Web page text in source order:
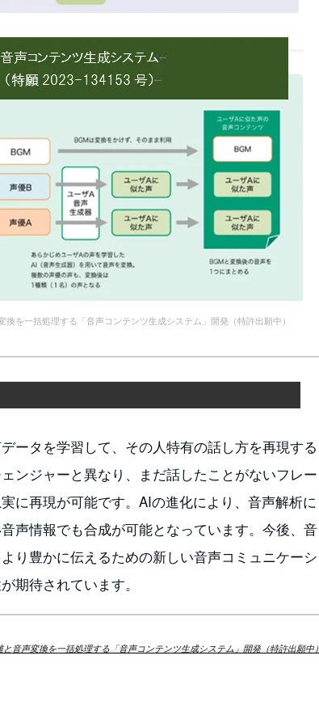
換を一括処理する「音声コンテンツ生成システム」開発（特許出願中）
ータを学習して、その人特有の話し方を再現する
ンジャーと異なり、まだ話したことがないフレー
に再現が可能です。AIの進化により、音声解析に
声情報でも合成が可能となっています。今後、音
り豊かに伝えるための新しい音声コミュニケーシ
期待されています。
音声変換を一括処理する「音声コンテンツ生成システム」開発（特許出願中）